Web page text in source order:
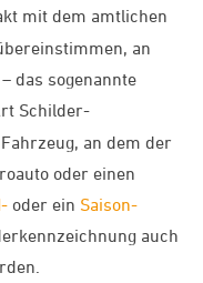
mit dem amtlichen
an
das sogenannte
Schilder-
an dem der
oder einen
oder ein Saison-
auch